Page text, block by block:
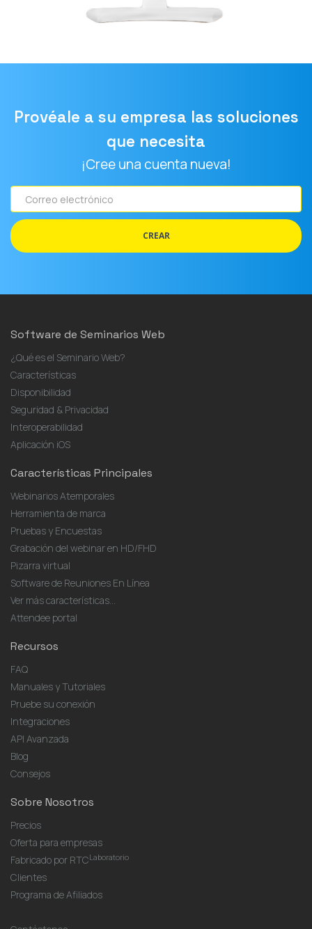
Provéale a su empresa las soluciones
que necesita
¡Cree una cuenta nueva!
Correo
electrónico
CREAR
Software de Seminarios Web
¿Qué es el Seminario Web?
Características
Disponibilidad
Seguridad & Privacidad
Interoperabilidad
Aplicación iOS
Características Principales
Webinarios Atemporales
Herramienta de marca
Pruebas y Encuestas
Grabación del webinar en HD/FHD
Pizarra virtual
Software de Reuniones En Línea
Ver más características...
Attendee portal
Recursos
FAQ
Manuales y Tutoriales
Pruebe su conexión
Integraciones
API Avanzada
Blog
Consejos
Sobre Nosotros
Precios
Oferta para empresas
Fabricado por RTCLaboratorio
Clientes
Programa de Afiliados